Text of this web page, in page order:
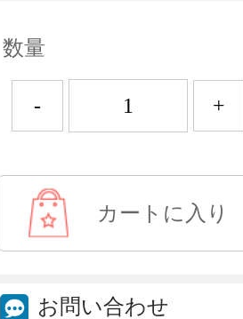
数量
- +
お問い合わせ